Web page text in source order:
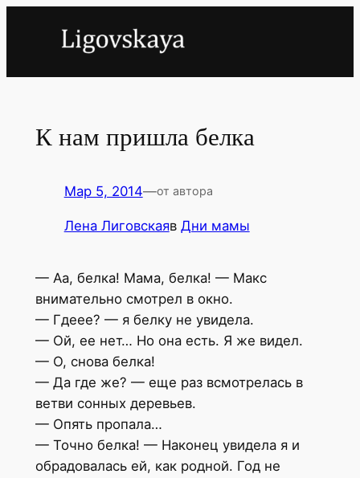
содержимому
К нам пришла белка
Мар 5, 2014—от автора
Лена Лиговскаяв Дни мамы
— Аа, белка! Мама, белка! — Макс
внимательно смотрел в окно.
— Гдеее? — я белку не увидела.
— Ой, ее нет… Но она есть. Я же видел.
— О, снова белка!
— Да где же? — еще раз всмотрелась в
ветви сонных деревьев.
— Опять пропала…
— Точно белка! — Наконец увидела я и
обрадовалась ей, как родной. Год не